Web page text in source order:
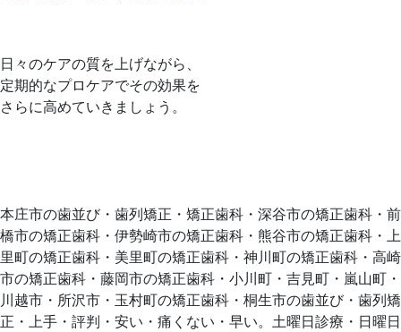
日々のケアの質を上げながら、
定期的なプロケアでその効果を
さらに高めていきましょう。
本庄市の歯並び・歯列矯正・矯正歯科・深谷市の矯正歯科・前
橋市の矯正歯科・伊勢崎市の矯正歯科・熊谷市の矯正歯科・上
里町の矯正歯科・美里町の矯正歯科・神川町の矯正歯科・高崎
市の矯正歯科・藤岡市の矯正歯科・小川町・吉見町・嵐山町・
川越市・所沢市・玉村町の矯正歯科・桐生市の歯並び・歯列矯
正・上手・評判・安い・痛くない・早い。土曜日診療・日曜日